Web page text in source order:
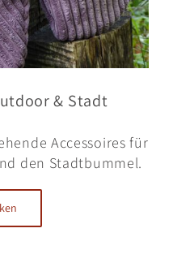
& Stadt
Accessoires für
den Stadtbummel.